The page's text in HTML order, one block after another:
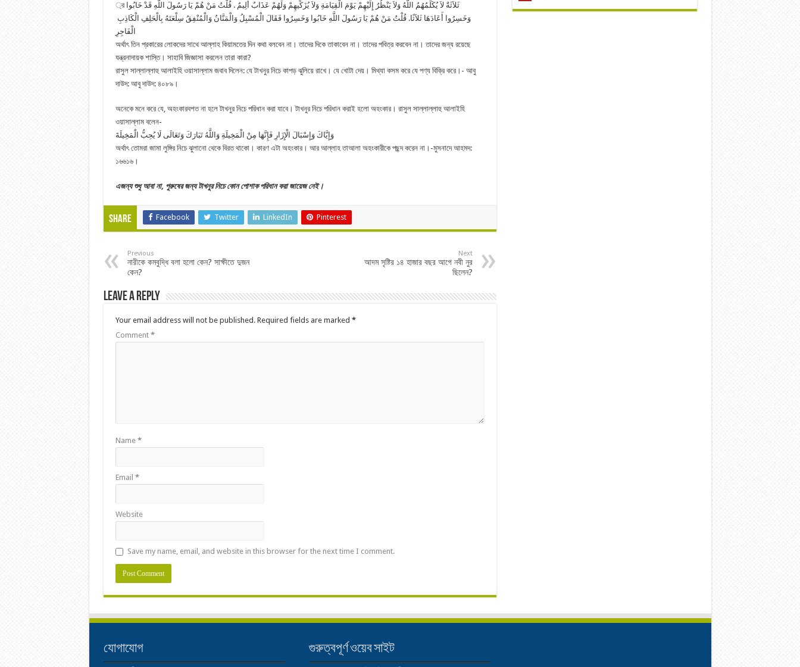
্র ثَلاَثَةٌ لاَ يُكَلِّمُهُمُ اللَّهُ وَلاَ يَنْظُرُ إِلَيْهِمْ يَوْمَ الْقِيَامَةِ وَلاَ يُزَكِّيهِمْ وَلَهُمْ عَذَابٌ أَلِيمٌ . قُلْتُ مَنْ هُمْ يَا رَسُولَ اللَّهِ قَدْ خَابُوا
وَخَسِرُوا أَعَادَهَا ثَلاَثًا. قُلْتُ مَنْ هُمْ يَا رَسُولَ اللَّهِ خَابُوا وَخَسِرُوا فَقَالَ الْمُسْبِلُ وَالْمَنَّانُ وَالْمُنْفِقُ سِلْعَتَهُ بِالْحَلِفِ الْكَاذِبِ
الْفَاجِرِ
অর্থাৎ তিন প্রকারের লোকদের সাথে আল্লাহ কিয়ামতের দিন কথা বলবেন না। তাদের দিকে তাকাবেন না। তাদের পবিত্র করবেন না। তাদের জন্য রয়েছে
যন্ত্রনাদায়ক শাস্তি। সাহাবি জিজ্ঞাসা করলেন তারা কারা?
রাসুল সাল্লাল্লাহু আলাইহি ওয়াসাল্লাম জবাব দিলেন: যে টাখনুর নিচে কাপড় ঝুলিয়ে রাখে। যে খোটা দেয়। মিথ্যা কসম করে যে পণ্য বিক্রি করে।- আবু
দাউদ: আবু দাউদ: ৪০৮৯।
অনেকে মনে করে যে, অহংকারবশত না হলে টাখনুর নিচে পরিধান করা যাবে। টাখনুর নিচে পরিধান করাই হলো অহংকার। রাসুল সাল্লাল্লাহু আলাইহি
ওয়াসাল্লাম বলেন-
وَإِيَّاكَ وَإِسْبَالَ الْإِزَارِ فَإِنَّهَا مِنْ الْمَخِيلَةِ وَاللَّهُ تَبَارَكَ وَتَعَالَى لَا يُحِبُّ الْمَخِيلَةَ
অর্থাৎ তোমরা জামা লুঙ্গির নিচে ঝুলানো থেকে বিরত থাকো। কারণ এটা অহংকার। আর আল্লাহ তাআলা অহংকারীকে পছন্দ করেন না।-মুসনাদে আহমদ:
১৬৬১৬।
এজন্য শুধু আবা না, পুরুষের জন্য টাখনুর নিচে কোন পোশাক পরিধান করা জায়েজ নেই।
Share Facebook Twitter LinkedIn Pinterest
Previous
নারীকে কমবুদ্ধি বলা হলো কেন? সাক্ষীতে দুজন
কেন?
Next
আদম সৃষ্টির ১৪ হাজার বছর আগে নবী নুর
ছিলেন?
Leave a Reply
Your email address will not be published. Required fields are marked *
Comment *
Name *
Email *
Website
Save my name, email, and website in this browser for the next time I comment.
যোগাযোগ গুরুত্বপূর্ণ ওয়েব সাইট